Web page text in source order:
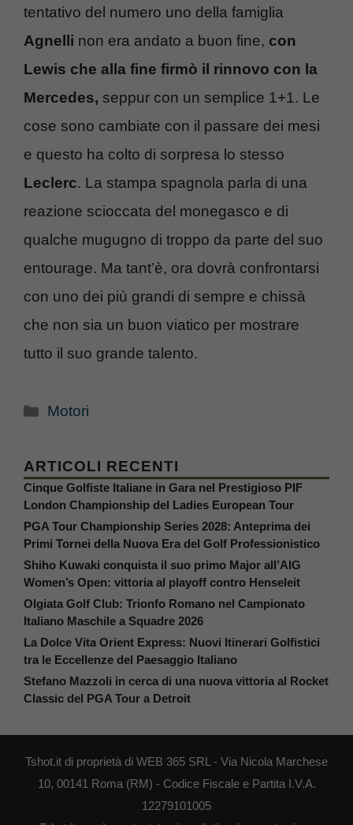
tentativo del numero uno della famiglia
Agnelli non era andato a buon fine, con
Lewis che alla fine firmò il rinnovo con la
Mercedes, seppur con un semplice 1+1. Le
cose sono cambiate con il passare dei mesi
e questo ha colto di sorpresa lo stesso
Leclerc. La stampa spagnola parla di una
reazione scioccata del monegasco e di
qualche mugugno di troppo da parte del suo
entourage. Ma tant’è, ora dovrà confrontarsi
con uno dei più grandi di sempre e chissà
che non sia un buon viatico per mostrare
tutto il suo grande talento.
Categorie
Motori
ARTICOLI RECENTI
Cinque Golfiste Italiane in Gara nel Prestigioso PIF
London Championship del Ladies European Tour
PGA Tour Championship Series 2028: Anteprima dei
Primi Tornei della Nuova Era del Golf Professionistico
Shiho Kuwaki conquista il suo primo Major all’AIG
Women’s Open: vittoria al playoff contro Henseleit
Olgiata Golf Club: Trionfo Romano nel Campionato
Italiano Maschile a Squadre 2026
La Dolce Vita Orient Express: Nuovi Itinerari Golfistici
tra le Eccellenze del Paesaggio Italiano
Stefano Mazzoli in cerca di una nuova vittoria al Rocket
Classic del PGA Tour a Detroit
Tshot.it di proprietà di WEB 365 SRL - Via Nicola Marchese
10, 00141 Roma (RM) - Codice Fiscale e Partita I.V.A.
12279101005